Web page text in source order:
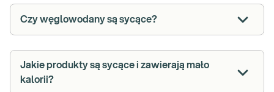
Czy węglowodany są sycące?
Jakie produkty są sycące i zawierają mało
kalorii?